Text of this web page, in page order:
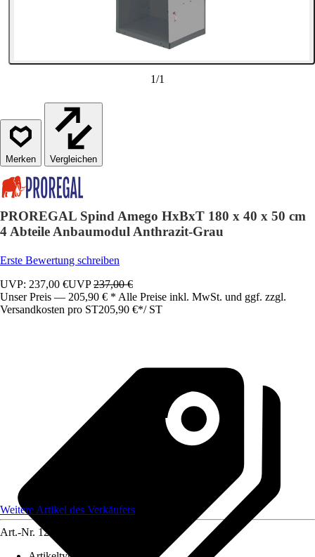
1/1
Vergleichen
PROREGAL Spind Amego HxBxT 180 x 40 x 50 cm
4 Abteile Anbaumodul Anthrazit-Grau
Erste Bewertung schreiben
UVP: 237,00 €UVP237,00 €
Unser Preis — 205,90 € * Alle Preise inkl. MwSt. und ggf. zzgl.
Versandkosten pro ST205,90 €*/ ST
Weitere Artikel des Verkäufers
Art.-Nr. 12583254